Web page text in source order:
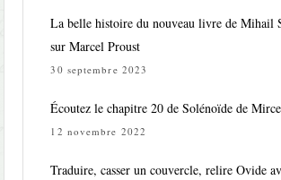
La belle histoire du nouveau livre de Mihail
sur Marcel Proust
30 septembre 2023
Écoutez le chapitre 20 de Solénoïde de
12 novembre 2022
Traduire, casser un couvercle, relire Ovide